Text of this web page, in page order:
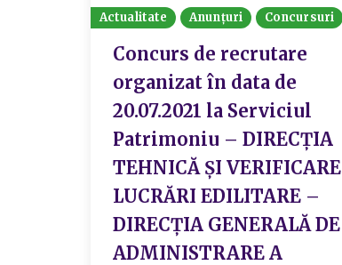
Actualitate Anunțuri Concursuri
Concurs de recrutare
organizat în data de
20.07.2021 la Serviciul
Patrimoniu – DIRECȚIA
TEHNICĂ ȘI VERIFICARE
LUCRĂRI EDILITARE –
DIRECȚIA GENERALĂ DE
ADMINISTRARE A